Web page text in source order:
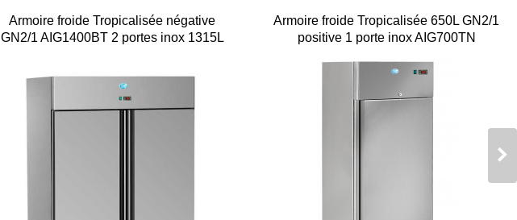
Armoire froide Tropicalisée négative
GN2/1 AIG1400BT 2 portes inox 1315L
Armoire froide Tropicalisée 650L GN2/1
positive 1 porte inox AIG700TN